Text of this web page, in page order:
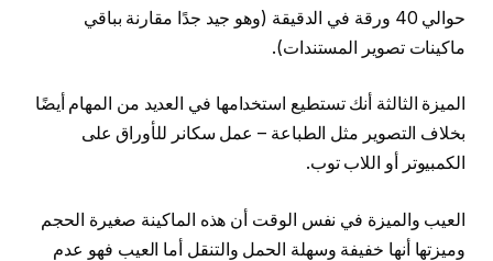
حوالي 40 ورقة في الدقيقة (وهو جيد جدًا مقارنة بباقي
ماكينات تصوير المستندات).
الميزة الثالثة أنك تستطيع استخدامها في العديد من المهام أيضًا
بخلاف التصوير مثل الطباعة – عمل سكانر للأوراق على
الكمبيوتر أو اللاب توب.
العيب والميزة في نفس الوقت أن هذه الماكينة صغيرة الحجم
وميزتها أنها خفيفة وسهلة الحمل والتنقل أما العيب فهو عدم